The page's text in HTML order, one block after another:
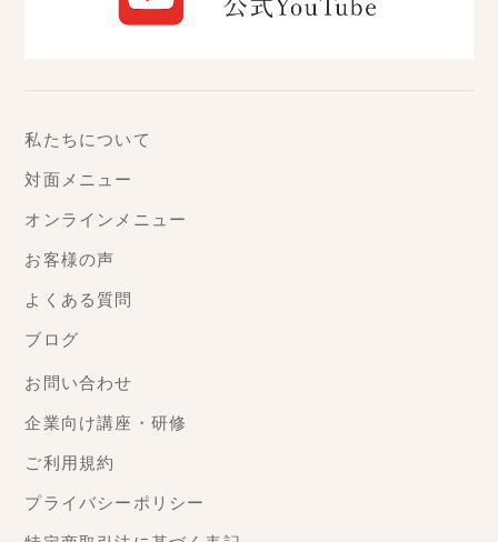
私たちについて
対面メニュー
オンラインメニュー
お客様の声
よくある質問
ブログ
お問い合わせ
企業向け講座・研修
ご利用規約
プライバシーポリシー